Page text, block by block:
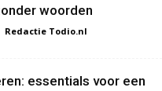
woorden
Redactie Todio.nl
essentials voor een